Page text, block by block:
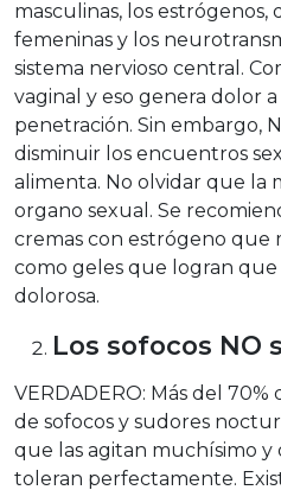
masculinas, los estrógenos,
femeninas y los
sistema nervioso central.
vaginal y eso genera dolor
penetración. Sin embargo,
disminuir los encuentros
alimenta. No olvidar que la
organo sexual. Se
cremas con estrógeno que
como geles que logran que
dolorosa.
Los sofocos NO
VERDADERO: Más del
de sofocos y sudores
que las agitan muchísimo y
toleran perfectamente.